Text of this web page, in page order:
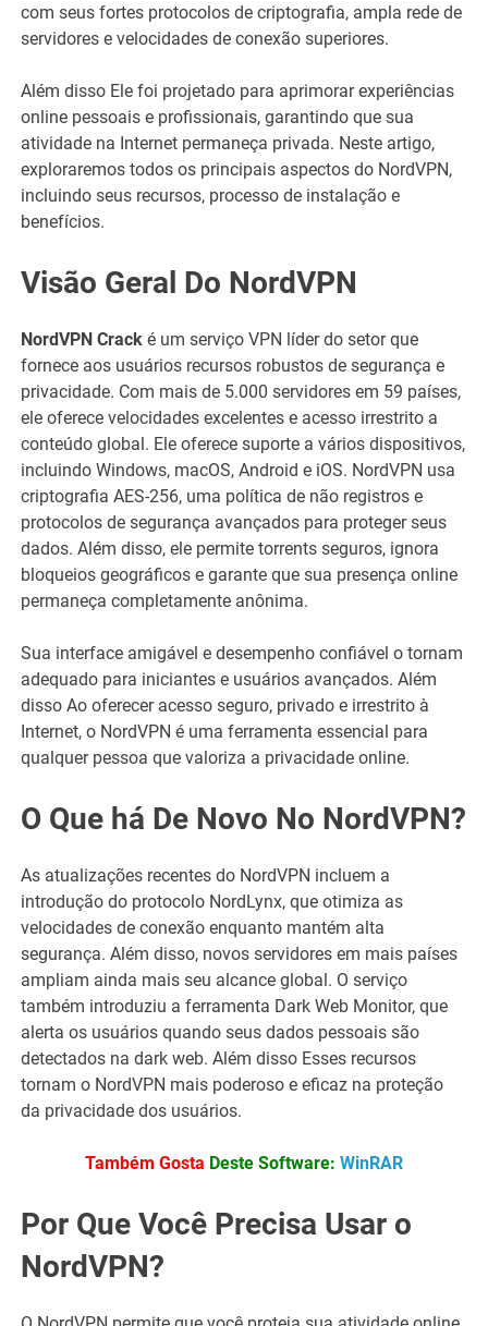
com seus fortes protocolos de criptografia, ampla rede de
servidores e velocidades de conexão superiores.
Além disso Ele foi projetado para aprimorar experiências
online pessoais e profissionais, garantindo que sua
atividade na Internet permaneça privada. Neste artigo,
exploraremos todos os principais aspectos do NordVPN,
incluindo seus recursos, processo de instalação e
benefícios.
Visão Geral Do NordVPN
NordVPN Crack é um serviço VPN líder do setor que
fornece aos usuários recursos robustos de segurança e
privacidade. Com mais de 5.000 servidores em 59 países,
ele oferece velocidades excelentes e acesso irrestrito a
conteúdo global. Ele oferece suporte a vários dispositivos,
incluindo Windows, macOS, Android e iOS. NordVPN usa
criptografia AES-256, uma política de não registros e
protocolos de segurança avançados para proteger seus
dados. Além disso, ele permite torrents seguros, ignora
bloqueios geográficos e garante que sua presença online
permaneça completamente anônima.
Sua interface amigável e desempenho confiável o tornam
adequado para iniciantes e usuários avançados. Além
disso Ao oferecer acesso seguro, privado e irrestrito à
Internet, o NordVPN é uma ferramenta essencial para
qualquer pessoa que valoriza a privacidade online.
O Que há De Novo No NordVPN?
As atualizações recentes do NordVPN incluem a
introdução do protocolo NordLynx, que otimiza as
velocidades de conexão enquanto mantém alta
segurança. Além disso, novos servidores em mais países
ampliam ainda mais seu alcance global. O serviço
também introduziu a ferramenta Dark Web Monitor, que
alerta os usuários quando seus dados pessoais são
detectados na dark web. Além disso Esses recursos
tornam o NordVPN mais poderoso e eficaz na proteção
da privacidade dos usuários.
Também Gosta Deste Software: WinRAR
Por Que Você Precisa Usar o
NordVPN?